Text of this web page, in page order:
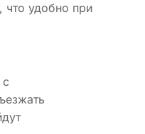
что удобно при